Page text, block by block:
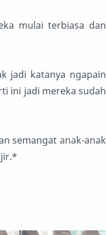
mulai terbiasa dan
jadi katanya ngapain
ini jadi mereka sudah
semangat anak-anak